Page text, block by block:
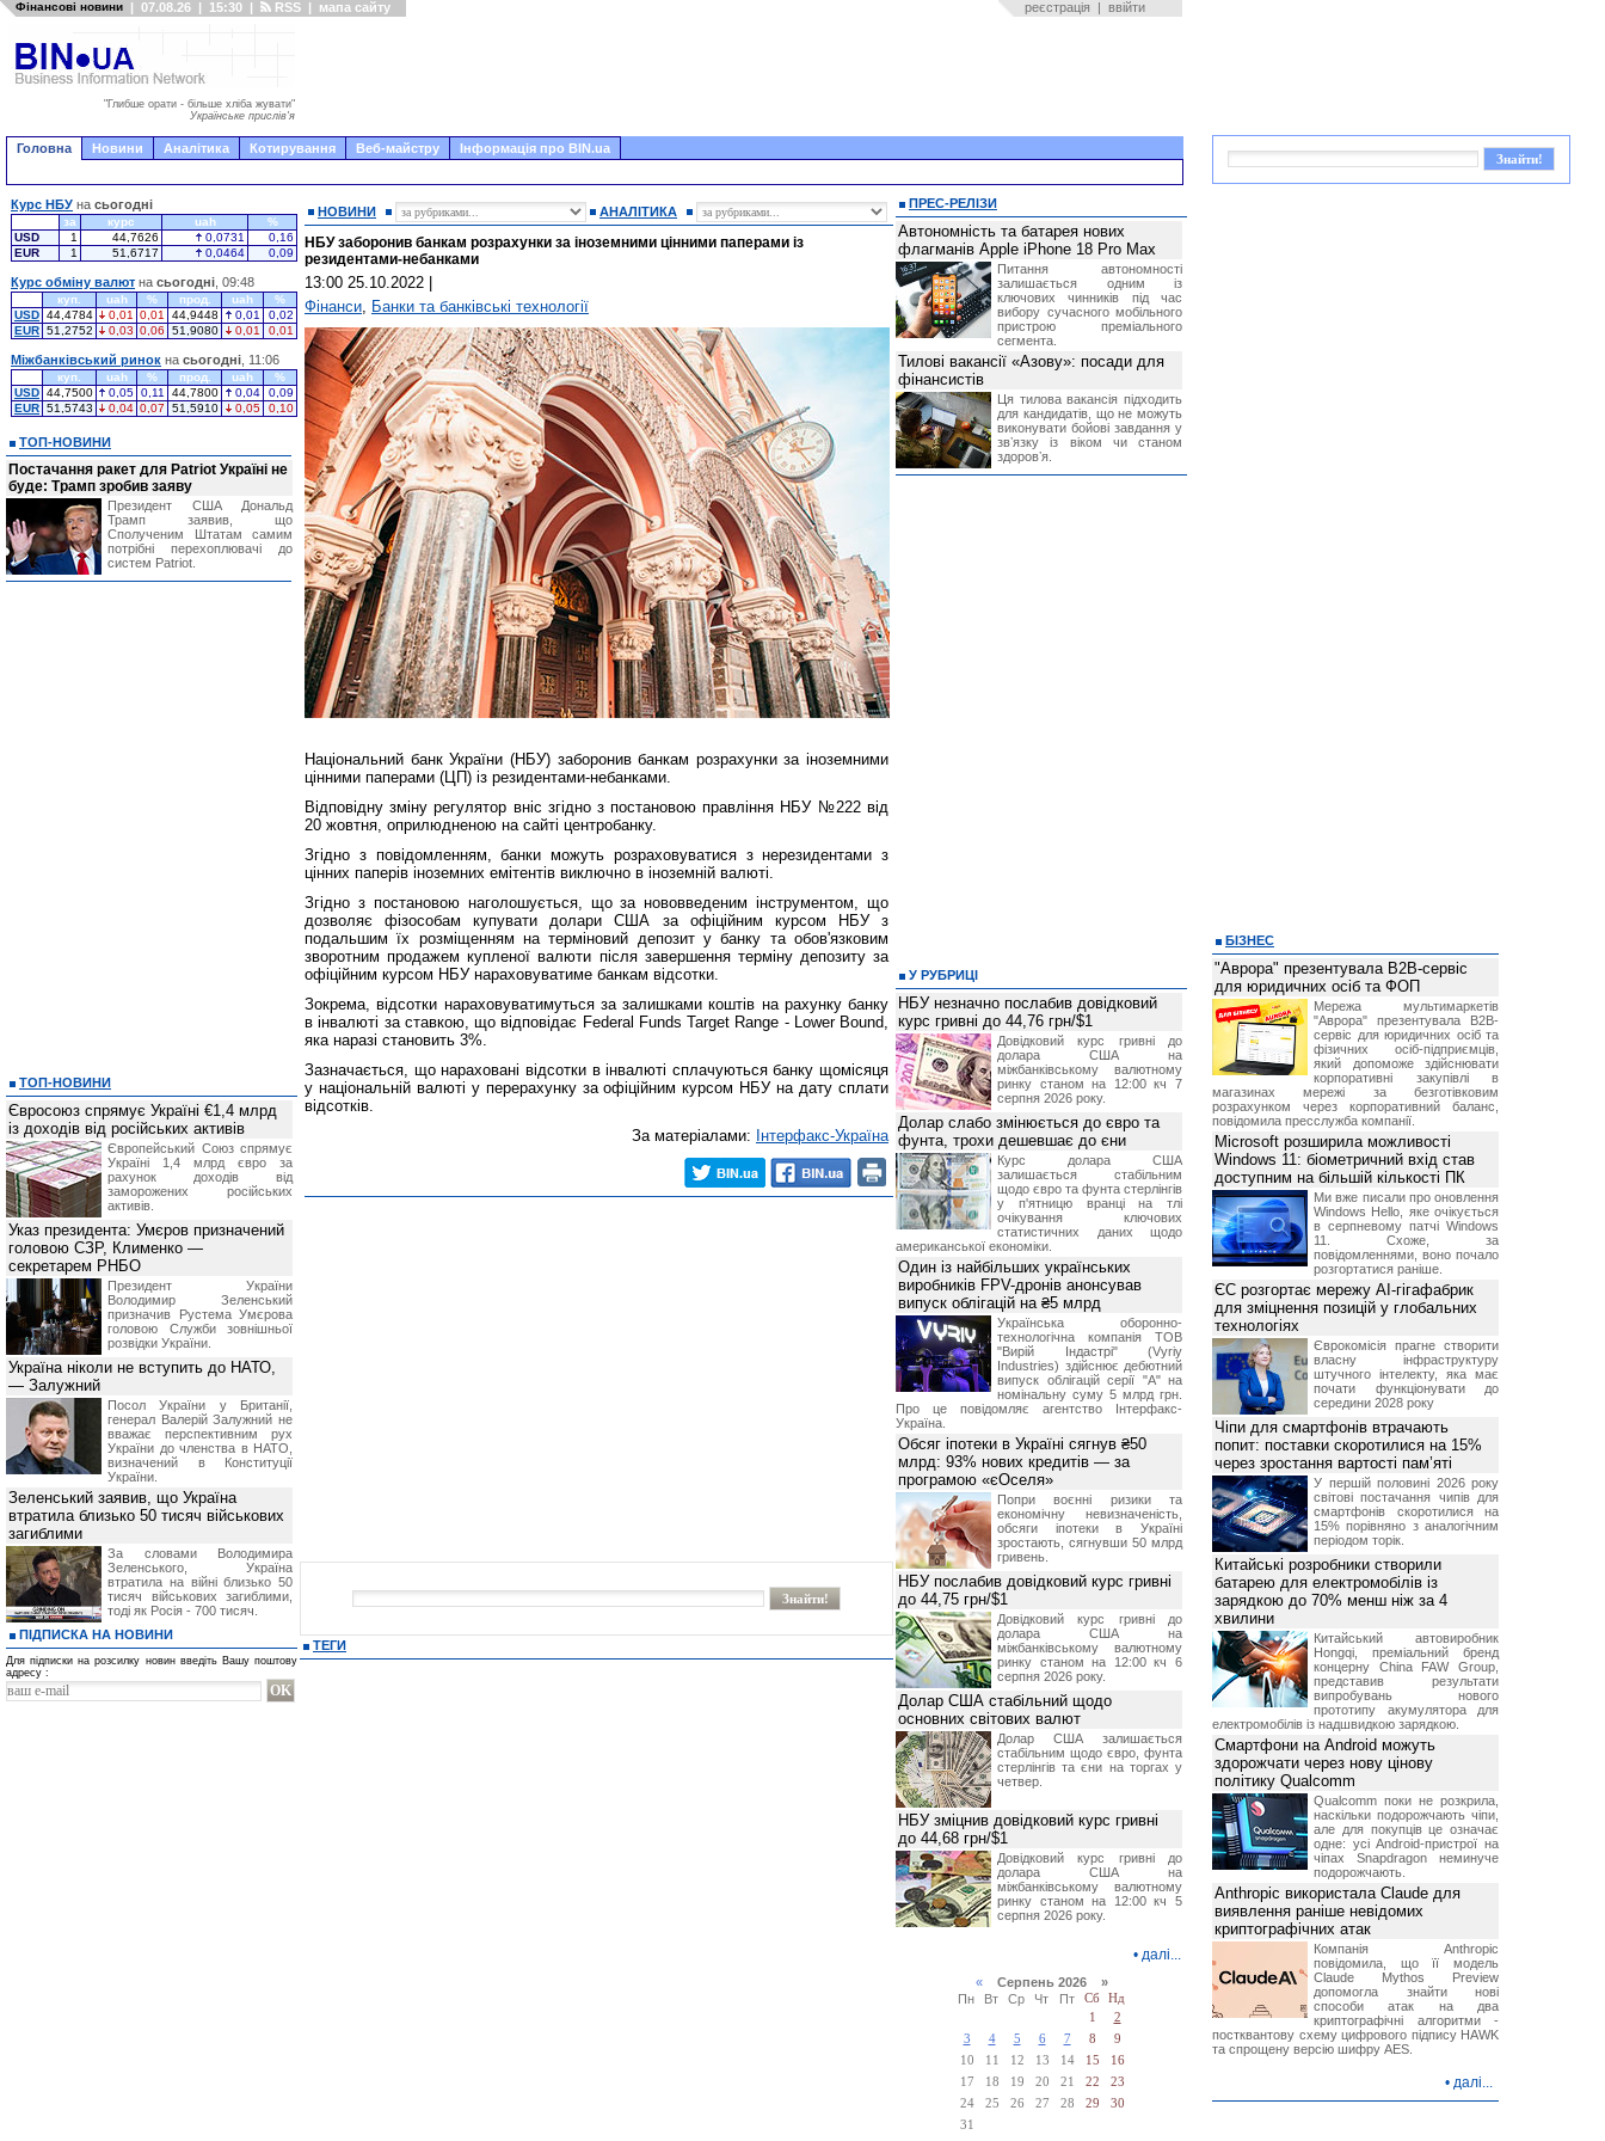
Фінансові новини | 07.08.26 | 15:30 | RSS | мапа сайту реєстрація | ввійти
"Глибше орати - більше хліба жувати"
Українське прислів'я
Головна Новини Аналітика Котирування Веб-майстру Інформація про BIN.ua
НОВИНИ АНАЛІТИКА
НБУ заборонив банкам розрахунки за іноземними цінними паперами із
резидентами-небанками
13:00 25.10.2022
Фінанси, Банки та банківські технології
Національний банк України (НБУ) заборонив банкам розрахунки за іноземними
цінними паперами (ЦП) із резидентами-небанками.
Відповідну зміну регулятор вніс згідно з постановою правління НБУ №222 від
20 жовтня, оприлюдненою на сайті центробанку.
Згідно з повідомленням, банки можуть розраховуватися з нерезидентами з
цінних паперів іноземних емітентів виключно в іноземній валюті.
Згідно з постановою наголошується, що за нововведеним інструментом, що
дозволяє фізособам купувати долари США за офіційним курсом НБУ з
подальшим їх розміщенням на терміновий депозит у банку та обов'язковим
зворотним продажем купленої валюти після завершення терміну депозиту за
офіційним курсом НБУ нараховуватиме банкам відсотки.
Зокрема, відсотки нараховуватимуться за залишками коштів на рахунку банку
в інвалюті за ставкою, що відповідає Federal Funds Target Range - Lower Bound,
яка наразі становить 3%.
Зазначається, що нараховані відсотки в інвалюті сплачуються банку щомісяця
у національній валюті у перерахунку за офіційним курсом НБУ на дату сплати
відсотків.
За матеріалами: Інтерфакс-Україна
ТЕГИ
Курс НБУ на сьогодні
за курс uah
%
USD
1 44,7626 0,0731
0,16
EUR
1 51,6717 0,0464 0,09
Курс обміну валют на сьогодні , 09:48
куп. uah % прод. uah
%
USD 44,4784 0,01 0,01 44,9448 0,01
0,02
EUR 51,2752 0,03 0,06 51,9080 0,01 0,01
Міжбанківський ринок на сьогодні , 11:06
куп. uah % прод. uah
%
USD 44,7500 0,05 0,11 44,7800 0,04
0,09
EUR 51,5743 0,04 0,07 51,5910 0,05 0,10
ТОП-НОВИНИ
Постачання ракет для Patriot Україні не
буде: Трамп зробив заяву
Президент США Дональд
Трамп заявив, що
Сполученим Штатам самим
потрібні перехоплювачі до
систем Patriot.
ТОП-НОВИНИ
Євросоюз спрямує Україні €1,4 млрд
із доходів від російських активів
Європейський Союз спрямує
Україні 1,4 млрд євро за
рахунок доходів від
заморожених російських
активів.
Указ президента: Умєров призначений
головою СЗР, Клименко —
секретарем РНБО
Президент України
Володимир Зеленський
призначив Pустема Умєрова
головою Служби зовнішньої
розвідки України.
Україна ніколи не вступить до НАТО,
— Залужний
Посол України у Британії,
генерал Валерій Залужний не
вважає перспективним рух
України до членства в НАТО,
визначений в Конституції
України.
Зеленський заявив, що Україна
втратила близько 50 тисяч військових
загиблими
За словами Володимира
Зеленського, Україна
втратила на війні близько 50
тисяч військових загиблими,
тоді як Росія - 700 тисяч.
ПІДПИСКА НА НОВИНИ
Для підписки на розсилку новин введіть Вашу поштову
адресу :
ПРЕС-РЕЛІЗИ
Автономність та батарея нових
флагманів Apple iPhone 18 Pro Max
Питання автономності
залишається одним із
ключових чинників під час
вибору сучасного мобільного
пристрою преміального
сегмента.
Тилові вакансії «Азову»: посади для
фінансистів
Ця тилова вакансія підходить
для кандидатів, що не можуть
виконувати бойові завдання у
звʼязку із віком чи станом
здоровʼя.
У РУБРИЦІ
НБУ незначно послабив довідковий
курс гривні до 44,76 грн/$1
Довідковий курс гривні до
долара США на
міжбанківському валютному
ринку станом на 12:00 кч 7
серпня 2026 року.
Долар слабо змінюється до євро та
фунта, трохи дешевшає до єни
Курс долара США
залишається стабільним
щодо євро та фунта стерлінгів
у п'ятницю вранці на тлі
очікування ключових
статистичних даних щодо
американської економіки.
Один із найбільших українських
виробників FPV-дронів анонсував
випуск облігацій на ₴5 млрд
Українська оборонно-
технологічна компанія ТОВ
"Вирій Індастрі" (Vyriy
Industries) здійснює дебютний
випуск облігацій серії "А" на
номінальну суму 5 млрд грн.
Про це повідомляє агентство Інтерфакс-
Україна.
Обсяг іпотеки в Україні сягнув ₴50
млрд: 93% нових кредитів — за
програмою «єОселя»
Попри воєнні ризики та
економічну невизначеність,
обсяги іпотеки в Україні
зростають, сягнувши 50 млрд
гривень.
НБУ послабив довідковий курс гривні
до 44,75 грн/$1
Довідковий курс гривні до
долара США на
міжбанківському валютному
ринку станом на 12:00 кч 6
серпня 2026 року.
Долар США стабільний щодо
основних світових валют
Долар США залишається
стабільним щодо євро, фунта
стерлінгів та єни на торгах у
четвер.
НБУ зміцнив довідковий курс гривні
до 44,68 грн/$1
Довідковий курс гривні до
долара США на
міжбанківському валютному
ринку станом на 12:00 кч 5
серпня 2026 року.
• далі...
«Серпень 2026 »
Пн
Вт Ср Чт Пт Сб
Нд
1
2
3
4 5 6 7 8
9
10
11 12 13 14 15
16
17
18 19 20 21 22
23
24
25 26 27 28 29
30
31
БІЗНЕС
"Аврора" презентувала B2B-сервіс
для юридичних осіб та ФОП
Мережа мультимаркетів
"Аврора" презентувала B2B-
сервіс для юридичних осіб та
фізичних осіб-підприємців,
який допоможе здійснювати
корпоративні закупівлі в
магазинах мережі за безготівковим
розрахунком через корпоративний баланс,
повідомила пресслужба компанії.
Microsoft розширила можливості
Windows 11: біометричний вхід став
доступним на більшій кількості ПК
Ми вже писали про оновлення
Windows Hello, яке очікується
в серпневому патчі Windows
11. Схоже, за
повідомленнями, воно почало
розгортатися раніше.
ЄС розгортає мережу AI-гігафабрик
для зміцнення позицій у глобальних
технологіях
Єврокомісія прагне створити
власну інфраструктуру
штучного інтелекту, яка має
почати функціонувати до
середини 2028 року
Чіпи для смартфонів втрачають
попит: поставки скоротилися на 15%
через зростання вартості пам’яті
У першій половині 2026 року
світові постачання чипів для
смартфонів скоротилися на
15% порівняно з аналогічним
періодом торік.
Китайські розробники створили
батарею для електромобілів із
зарядкою до 70% менш ніж за 4
хвилини
Китайський автовиробник
Hongqi, преміальний бренд
концерну China FAW Group,
представив результати
випробувань нового
прототипу акумулятора для
електромобілів із надшвидкою зарядкою.
Смартфони на Android можуть
здорожчати через нову цінову
політику Qualcomm
Qualcomm поки не розкрила,
наскільки подорожчають чіпи,
але для покупців це означає
одне: усі Android-пристрої на
чіпах Snapdragon неминуче
подорожчають.
Anthropic використала Claude для
виявлення раніше невідомих
криптографічних атак
Компанія Anthropic
повідомила, що її модель
Claude Mythos Preview
допомогла знайти нові
способи атак на два
криптографічні алгоритми -
постквантову схему цифрового підпису HAWK
та спрощену версію шифру AES.
• далі...